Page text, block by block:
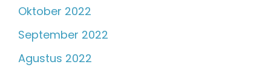
Oktober 2022
September 2022
Agustus 2022